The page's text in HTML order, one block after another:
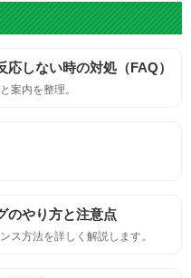
ど、
しない時の対処（FAQ）
案内を整理。
のやり方と注意点
ス方法を詳しく解説します。